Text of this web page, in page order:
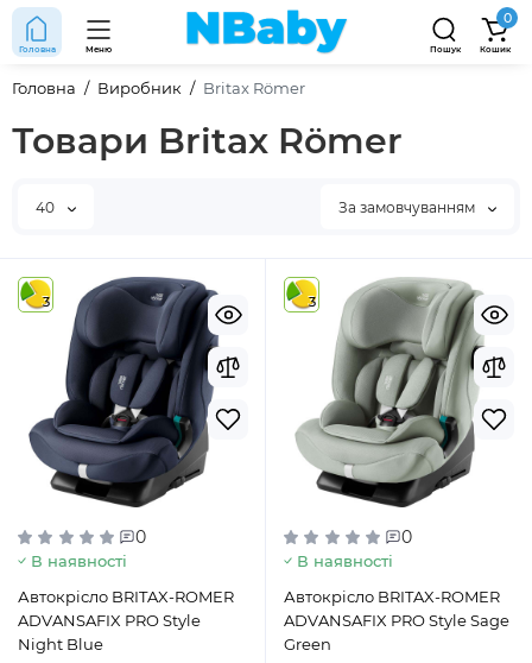
Головна Меню Пошук
0
Кошик
Головна Виробник Britax Römer
Товари Britax Römer
40 За замовчуванням
3
0
В наявності
Автокрісло BRITAX-ROMER
ADVANSAFIX PRO Style
Night Blue
3
0
В наявності
Автокрісло BRITAX-ROMER
ADVANSAFIX PRO Style Sage
Green